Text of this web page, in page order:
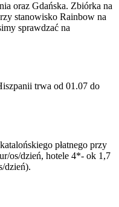
oraz Gdańska. Zbiórka na
stanowisko Rainbow na
sprawdzać na
trwa od 01.07 do
płatnego przy
os/dzień, hotele 4*- ok 1,7
dzień).